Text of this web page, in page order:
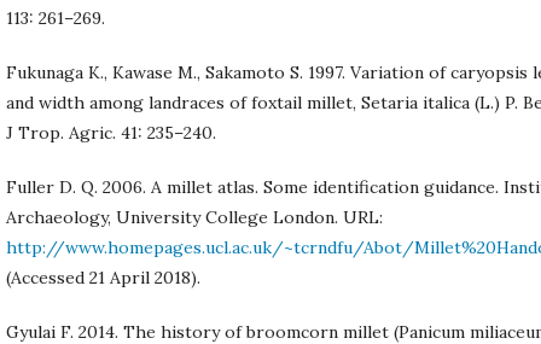
113: 261–269.
Fukunaga K., Kawase M., Sakamoto S. 1997. Variation of caryopsis
and width among landraces of foxtail millet, Setaria italica (L.) P.
J Trop. Agric. 41: 235–240.
Fuller D. Q. 2006. A millet atlas. Some identification guidance.
Archaeology, University College London. URL:
http://www.homepages.ucl.ac.uk/~tcrndfu/Abot/
(Accessed 21 April 2018).
Gyulai F. 2014. The history of broomcorn millet (Panicum